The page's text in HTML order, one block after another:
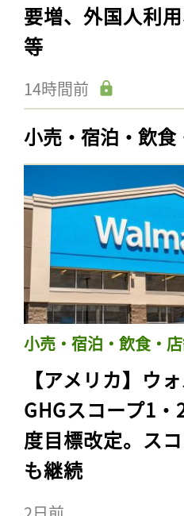
要増、外国人利
等
14時間前
小売・宿泊・飲食
小売・宿泊・飲食・
【アメリカ】ウ
GHGスコープ1
度目標改定。ス
も継続